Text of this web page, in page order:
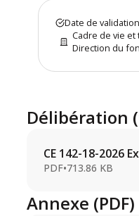
Date de
Cadre de vie
Direction du
Délibération
CE 142-18-2026
PDF•713.86 KB
Annexe (PDF)